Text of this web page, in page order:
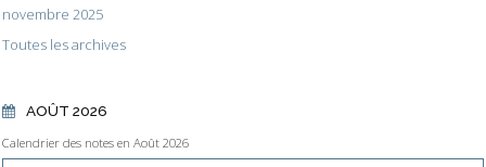
novembre 2025
Toutes les archives
AOÛT 2026
Calendrier des notes en Août 2026